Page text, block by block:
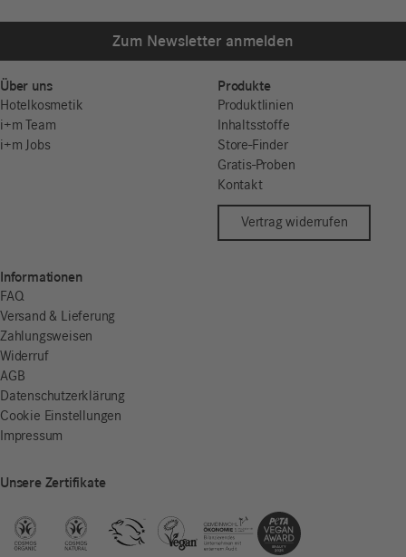
Zum Newsletter anmelden
Über uns
Hotelkosmetik
i+m Team
i+m Jobs
Produkte
Produktlinien
Inhaltsstoffe
Store-Finder
Gratis-Proben
Kontakt
Vertrag widerrufen
Informationen
FAQ
Versand & Lieferung
Zahlungsweisen
Widerruf
AGB
Datenschutzerklärung
Cookie Einstellungen
Impressum
Unsere Zertifikate